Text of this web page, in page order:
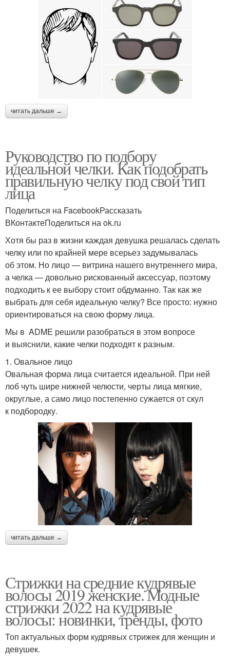
читать дальше →
Руководство по подбору
идеальной челки. Как подобрать
правильную челку под свой тип
лица
Поделиться на FacebookРассказать
ВКонтактеПоделиться на ok.ru
Хотя бы раз в жизни каждая девушка решалась сделать
челку или по крайней мере всерьез задумывалась
об этом. Но лицо — витрина нашего внутреннего мира,
а челка — довольно рискованный аксессуар, поэтому
подходить к ее выбору стоит обдуманно. Так как же
выбрать для себя идеальную челку? Все просто: нужно
ориентироваться на свою форму лица.
Мы в ADME решили разобраться в этом вопросе
и выяснили, какие челки подходят к разным.
1. Овальное лицо
Овальная форма лица считается идеальной. При ней
лоб чуть шире нижней челюсти, черты лица мягкие,
округлые, а само лицо постепенно сужается от скул
к подбородку.
читать дальше →
Стрижки на средние кудрявые
волосы 2019 женские. Модные
стрижки 2022 на кудрявые
волосы: новинки, тренды, фото
Топ актуальных форм кудрявых стрижек для женщин и
девушек.